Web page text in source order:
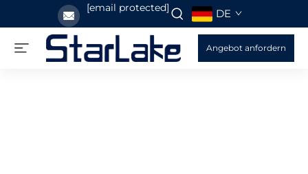
[email protected] DE
Angebot anfordern